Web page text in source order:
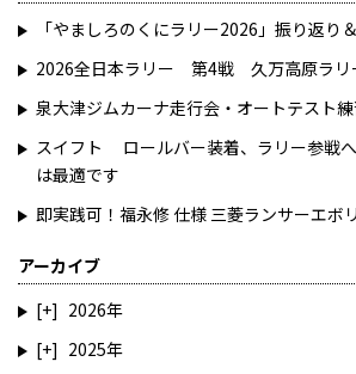
「やましろのくにラリー2026」振り返り
2026全日本ラリー 第4戦 久万高原ラリ
泉大津ジムカーナ走行会・オートテスト
スイフト ロールバー装着、ラリー参戦
は最適です
即実践可！福永修 仕様 三菱ランサーエボ
アーカイブ
2026
2025